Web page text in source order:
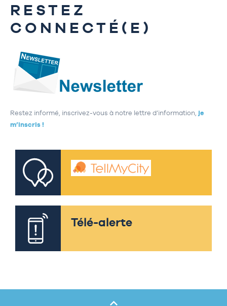
RESTEZ
CONNECTÉ(E)
Restez informé, inscrivez-vous à notre lettre d’information, je
m’inscris !
Télé-alerte